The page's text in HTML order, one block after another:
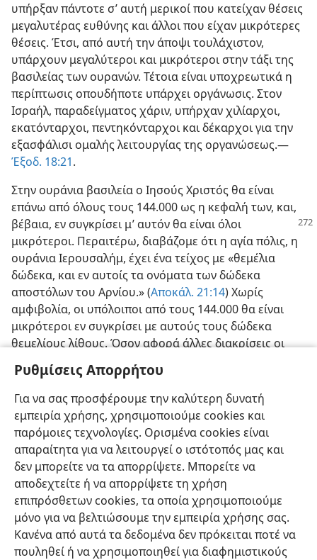
Ρυθμίσεις Απορρήτου
Για να σας προσφέρουμε την καλύτερη δυνατή
εμπειρία χρήσης, χρησιμοποιούμε cookies και
παρόμοιες τεχνολογίες. Ορισμένα cookies είναι
απαραίτητα για να λειτουργεί ο ιστότοπός μας και
δεν μπορείτε να τα απορρίψετε. Μπορείτε να
αποδεχτείτε ή να απορρίψετε τη χρήση
επιπρόσθετων cookies, τα οποία χρησιμοποιούμε
μόνο για να βελτιώσουμε την εμπειρία χρήσης σας.
Κανένα από αυτά τα δεδομένα δεν πρόκειται ποτέ να
πουληθεί ή να χρησιμοποιηθεί για διαφημιστικούς
υπήρξαν πάντοτε σ’ αυτή μερικοί που κατείχαν θέσεις
μεγαλυτέρας ευθύνης και άλλοι που είχαν μικρότερες
θέσεις. Έτσι, από αυτή την άποψι τουλάχιστον,
υπάρχουν μεγαλύτεροι και μικρότεροι στην τάξι της
βασιλείας των ουρανών. Τέτοια είναι υποχρεωτικά η
περίπτωσις οπουδήποτε υπάρχει οργάνωσις. Στον
Ισραήλ, παραδείγματος χάριν, υπήρχαν χιλίαρχοι,
εκατόνταρχοι, πεντηκόνταρχοι και δέκαρχοι για την
εξασφάλισι ομαλής λειτουργίας της οργανώσεως.​—
Έξοδ. 18:21.
Στην ουράνια βασιλεία ο Ιησούς Χριστός θα είναι
επάνω από όλους τους 144.000 ως η κεφαλή των, και,
βέβαια, εν συγκρίσει μ’ αυτόν θα είναι όλοι
μικρότεροι. Περαιτέρω, διαβάζομε ότι η αγία πόλις, η
ουράνια Ιερουσαλήμ, έχει ένα τείχος με «θεμέλια
δώδεκα, και εν αυτοίς τα ονόματα των δώδεκα
αποστόλων του Αρνίου.» (Αποκάλ. 21:14) Χωρίς
αμφιβολία, οι υπόλοιποι από τους 144.000 θα είναι
μικρότεροι εν συγκρίσει με αυτούς τους δώδεκα
θεμελίους λίθους. Όσον αφορά άλλες διακρίσεις οι
στηνΑποκάλυψι 7:1-4, για τις δώδεκα φυλές του
πνευματικού Ισραήλ, που υπαινίσσονται οργάνωσι,
μπορεί να λεχθή ότι υπονοούνται διάφοροι βαθμοί
τάξεως στη βασιλεία των ουρανών.
Ελληνική Κοινή Χρήση Προτιμήσεις
Copyright© 2026 Watch Tower Bible and Tract Society of Pennsylvania
Όροι Χρήσης Πολιτική Απορρήτου
Ρυθμίσεις Απορρήτου